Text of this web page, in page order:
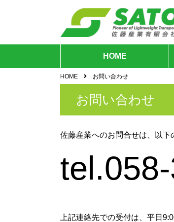
HOME
HOME お問い合わせ
お問い合わせ
佐藤産業へのお問合せは、以下
上記連絡先での受付は、平日